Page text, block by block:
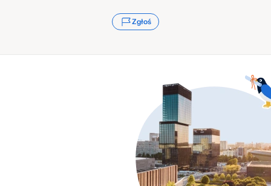
Zgłoś